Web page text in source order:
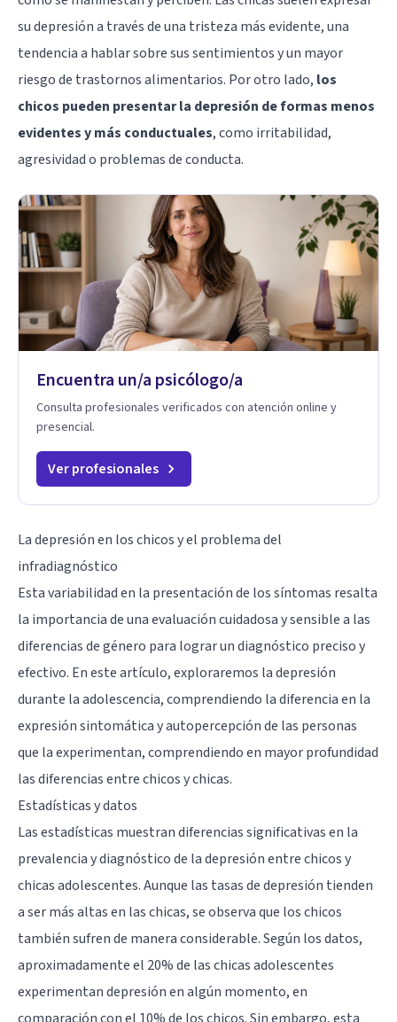
su depresión a través de una tristeza más evidente, una
tendencia a hablar sobre sus sentimientos y un mayor
riesgo de trastornos alimentarios. Por otro lado, los
chicos pueden presentar la depresión de formas menos
evidentes y más conductuales, como irritabilidad,
agresividad o problemas de conducta.
Encuentra un/a psicólogo/a
Consulta profesionales verificados con atención online y
presencial.
Ver profesionales
La depresión en los chicos y el problema del
infradiagnóstico
Esta variabilidad en la presentación de los síntomas resalta
la importancia de una evaluación cuidadosa y sensible a las
diferencias de género para lograr un diagnóstico preciso y
efectivo. En este artículo, exploraremos la depresión
durante la adolescencia, comprendiendo la diferencia en la
expresión sintomática y autopercepción de las personas
que la experimentan, comprendiendo en mayor profundidad
las diferencias entre chicos y chicas.
Estadísticas y datos
Las estadísticas muestran diferencias significativas en la
prevalencia y diagnóstico de la depresión entre chicos y
chicas adolescentes. Aunque las tasas de depresión tienden
a ser más altas en las chicas, se observa que los chicos
también sufren de manera considerable. Según los datos,
aproximadamente el 20% de las chicas adolescentes
experimentan depresión en algún momento, en